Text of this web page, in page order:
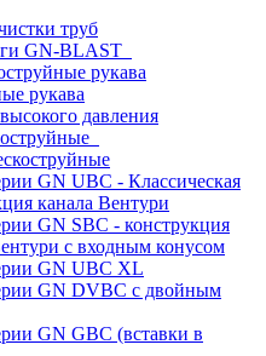
труб
GN-BLAST
рукава
рукава
давления
GN UBC - Классическая
канала Вентури
GN SBC - конструкция
c входным конусом
GN UBC XL
GN DVBC с двойным
GN GBC (вставки в